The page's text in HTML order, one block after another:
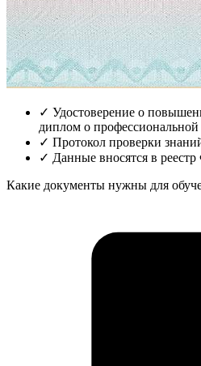
✓ Удостоверение о
диплом о профессиональной
✓ Протокол проверки
✓ Данные вносятся в
Какие документы нужны для